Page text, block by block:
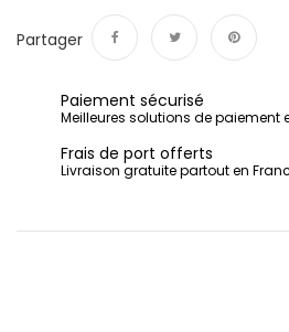
Partager
Paiement sécurisé
Meilleures solutions de paiement
Frais de port offerts
Livraison gratuite partout en